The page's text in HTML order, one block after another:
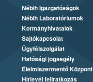
Nébih Igazgatóságok
Nébih Laboratóriumok
Kormányhivatalok
Sajtókapcsolat
Ügyfélszolgálat
Hatósági jogsegély
Élelmiszermentő Központ
Hírlevél feliratkozás